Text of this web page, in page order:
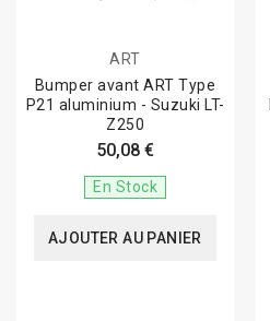
ART
Bumper avant ART Type
P21 aluminium - Suzuki LT-
Z250
50,08 €
En Stock
AJOUTER AU PANIER